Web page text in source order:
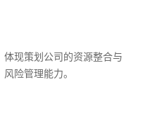
体现策划公司的资源整合与
风险管理能力。